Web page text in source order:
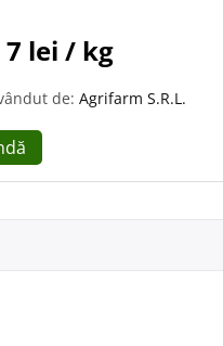
7 lei / kg
de: Agrifarm S.R.L.